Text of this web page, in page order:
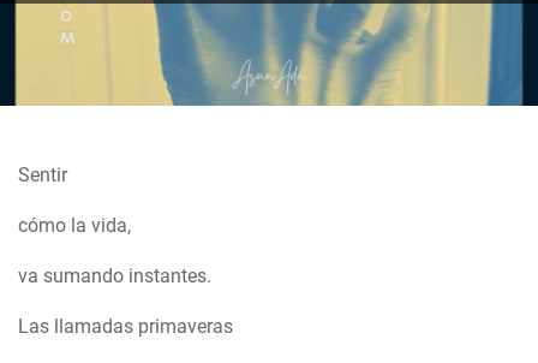
Sentir
cómo la vida,
va sumando instantes.
Las llamadas primaveras